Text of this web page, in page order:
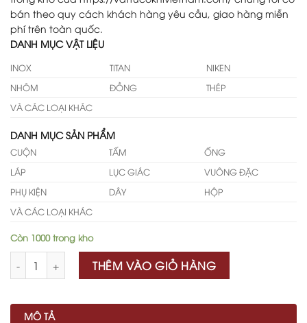
bán theo quy cách khách hàng yêu cầu, giao hàng miễn
phí trên toàn quốc.
DANH MỤC VẬT LIỆU
INOX TITAN
NIKEN
NHÔM
ĐỒNG
THÉP
VÀ CÁC LOẠI KHÁC
DANH MỤC SẢN PHẨM
CUỘN TẤM
ỐNG
LÁP
LỤC GIÁC
VUÔNG ĐẶC
PHỤ KIỆN
DÂY
HỘP
VÀ CÁC LOẠI KHÁC
Còn 1000 trong kho
THÊM VÀO GIỎ HÀNG
MÔ TẢ